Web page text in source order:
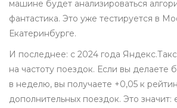
машине будет анализироваться
фантастика. Это уже тестируется в
Екатеринбурге.
И последнее: с 2024 года
на частоту поездок. Если вы делаете
в неделю, вы получаете +0,05 к
дополнительных поездок. Это значит: